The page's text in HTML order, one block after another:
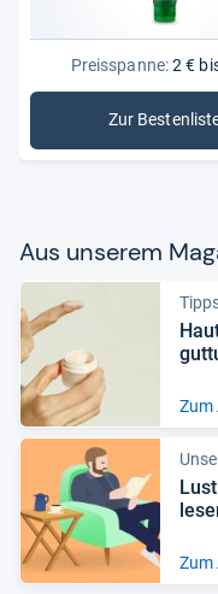
Preisspanne:2 €
Zur :
Aus unse­rem
Zum
Zum